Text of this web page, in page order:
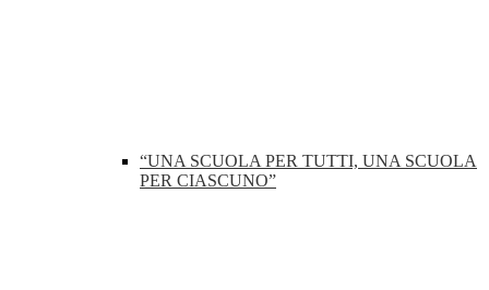
“UNA SCUOLA PER TUTTI, UNA SCUOLA
PER CIASCUNO”